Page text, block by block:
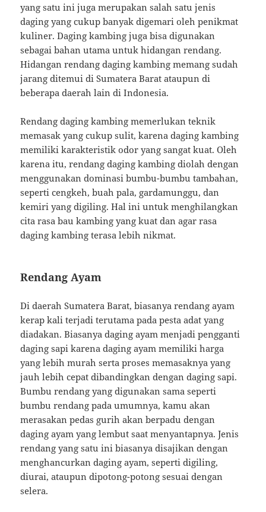
yang satu ini juga merupakan salah satu jenis
daging yang cukup banyak digemari oleh penikmat
kuliner. Daging kambing juga bisa digunakan
sebagai bahan utama untuk hidangan rendang.
Hidangan rendang daging kambing memang sudah
jarang ditemui di Sumatera Barat ataupun di
beberapa daerah lain di Indonesia.
Rendang daging kambing memerlukan teknik
memasak yang cukup sulit, karena daging kambing
memiliki karakteristik odor yang sangat kuat. Oleh
karena itu, rendang daging kambing diolah dengan
menggunakan dominasi bumbu-bumbu tambahan,
seperti cengkeh, buah pala, gardamunggu, dan
kemiri yang digiling. Hal ini untuk menghilangkan
cita rasa bau kambing yang kuat dan agar rasa
daging kambing terasa lebih nikmat.
Rendang Ayam
Di daerah Sumatera Barat, biasanya rendang ayam
kerap kali terjadi terutama pada pesta adat yang
diadakan. Biasanya daging ayam menjadi pengganti
daging sapi karena daging ayam memiliki harga
yang lebih murah serta proses memasaknya yang
jauh lebih cepat dibandingkan dengan daging sapi.
Bumbu rendang yang digunakan sama seperti
bumbu rendang pada umumnya, kamu akan
merasakan pedas gurih akan berpadu dengan
daging ayam yang lembut saat menyantapnya. Jenis
rendang yang satu ini biasanya disajikan dengan
menghancurkan daging ayam, seperti digiling,
diurai, ataupun dipotong-potong sesuai dengan
selera.